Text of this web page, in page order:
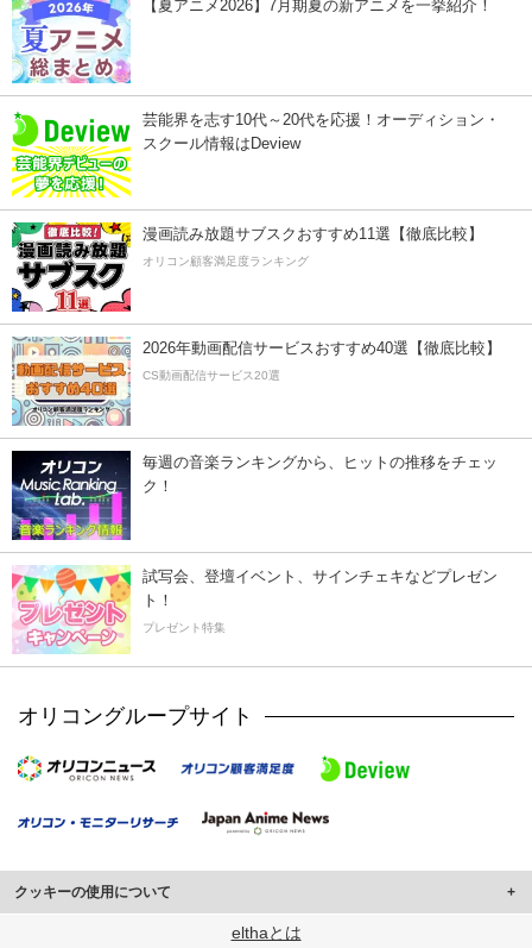
【夏アニメ2026】7月期夏の新アニメを一挙紹介！
芸能界を志す10代～20代を応援！オーディション・
スクール情報はDeview
漫画読み放題サブスクおすすめ11選【徹底比較】
オリコン顧客満足度ランキング
2026年動画配信サービスおすすめ40選【徹底比較】
CS動画配信サービス20選
毎週の音楽ランキングから、ヒットの推移をチェッ
ク！
試写会、登壇イベント、サインチェキなどプレゼン
ト！
プレゼント特集
オリコングループサイト
クッキーの使用について
このサイトでは Cookie を使用して、ユーザーに合わせたコンテンツや広告の
elthaとは